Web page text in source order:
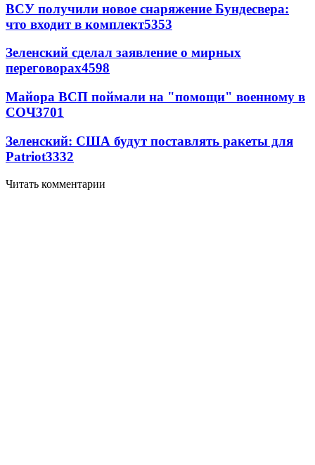
ВСУ получили новое снаряжение Бундесвера:
что входит в комплект5353
Зеленский сделал заявление о мирных
переговорах4598
Майора ВСП поймали на "помощи" военному в
СОЧ3701
Зеленский: США будут поставлять ракеты для
Patriot3332
Читать комментарии